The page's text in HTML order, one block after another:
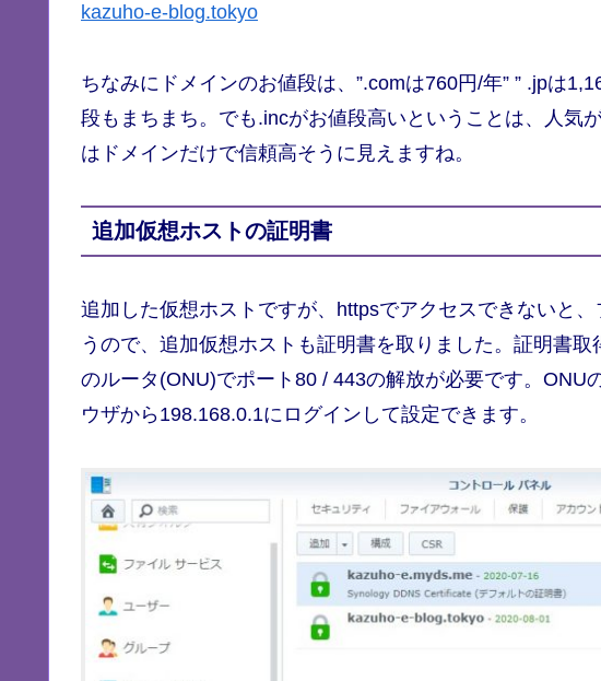
kazuho-e-blog.tokyo
ちなみにドメインのお値段は、”.comは760円/年” ” .jpは
段もまちまち。でも.incがお値段高いということは、人気
はドメインだけで信頼高そうに見えますね。
追加仮想ホストの証明書
追加した仮想ホストですが、httpsでアクセスできないと、
うので、追加仮想ホストも証明書を取りました。証明書
のルータ(ONU)でポート80 / 443の解放が必要です。ONU
ウザから198.168.0.1にログインして設定できます。